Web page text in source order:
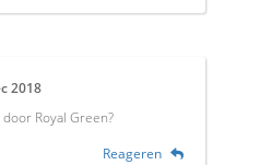
2018
Royal Green?
Reageren